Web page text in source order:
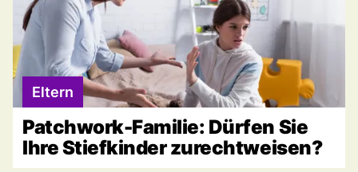
Eltern
Patchwork-Familie: Dürfen Sie
Ihre Stiefkinder zurechtweisen?